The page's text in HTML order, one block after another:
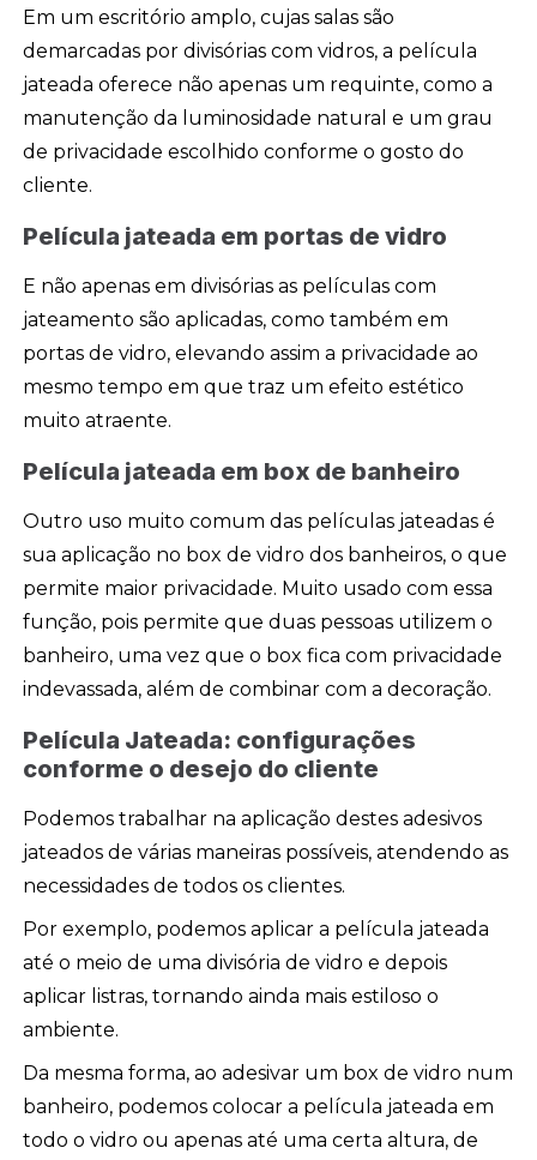
Em um escritório amplo, cujas salas são
demarcadas por divisórias com vidros, a película
jateada oferece não apenas um requinte, como a
manutenção da luminosidade natural e um grau
de privacidade escolhido conforme o gosto do
cliente.
Película jateada em portas de vidro
E não apenas em divisórias as películas com
jateamento são aplicadas, como também em
portas de vidro, elevando assim a privacidade ao
mesmo tempo em que traz um efeito estético
muito atraente.
Película jateada em box de banheiro
Outro uso muito comum das películas jateadas é
sua aplicação no box de vidro dos banheiros, o que
permite maior privacidade. Muito usado com essa
função, pois permite que duas pessoas utilizem o
banheiro, uma vez que o box fica com privacidade
indevassada, além de combinar com a decoração.
Película Jateada: configurações
conforme o desejo do cliente
Podemos trabalhar na aplicação destes adesivos
jateados de várias maneiras possíveis, atendendo as
necessidades de todos os clientes.
Por exemplo, podemos aplicar a película jateada
até o meio de uma divisória de vidro e depois
aplicar listras, tornando ainda mais estiloso o
ambiente.
Da mesma forma, ao adesivar um box de vidro num
banheiro, podemos colocar a película jateada em
todo o vidro ou apenas até uma certa altura, de